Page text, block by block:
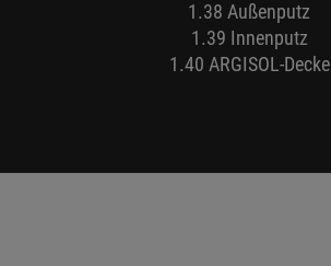
1.38 Außenputz
1.39 Innenputz
1.40 ARGISOL-Decke